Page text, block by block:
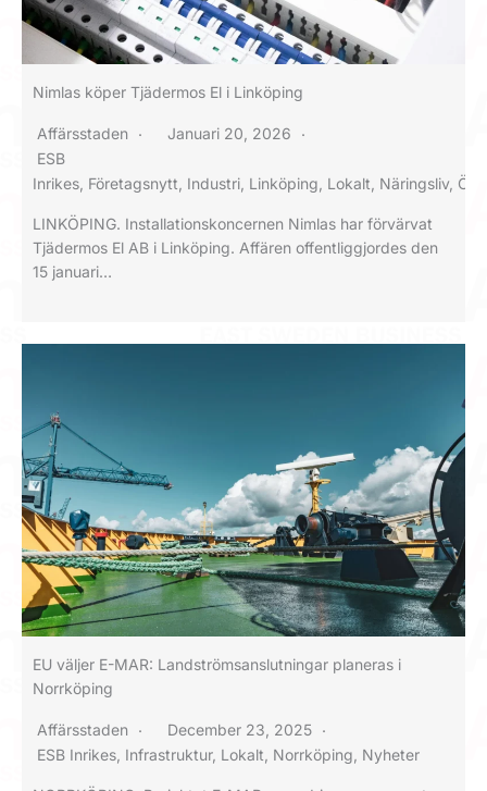
Nimlas köper Tjädermos El i Linköping
Affärsstaden
Januari 20, 2026
ESB
Inrikes Företagsnytt Industri Linköping Lokalt Näringsliv,
LINKÖPING. Installationskoncernen Nimlas har förvärvat
Tjädermos El AB i Linköping. Affären offentliggjordes den
15 januari…
EU väljer E-MAR: Landströmsanslutningar planeras i
Norrköping
Affärsstaden
December 23, 2025
ESB Inrikes Infrastruktur, Lokalt Norrköping Nyheter